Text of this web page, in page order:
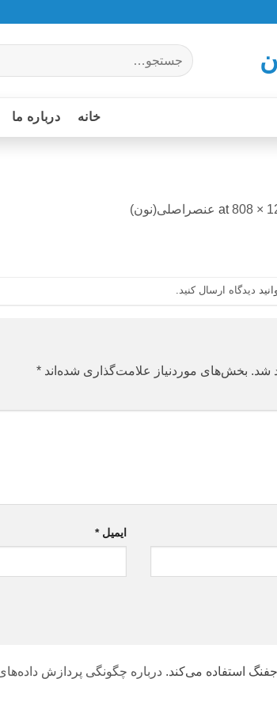
جستجو
برای:
خانه درباره ما
808 × عنصراصلی(نون)
دیدگاه ارسال کنید
شد. بخش‌های موردنیاز علامت‌گذاری شده‌اند *
ایمیل*
استفاده می‌کند. درباره چگونگی پردازش داده‌های